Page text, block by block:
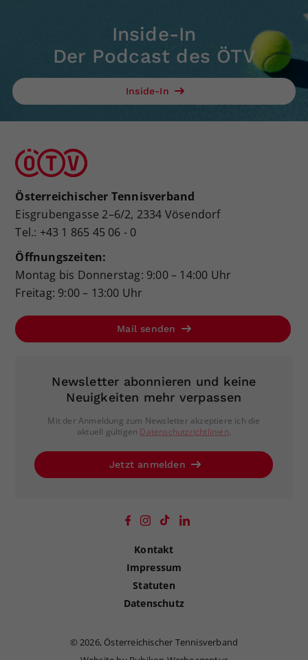
Inside-In
Der Podcast des ÖTV
Inside-In
Österreichischer Tennisverband
Eisgrubengasse 2–6/2, 2334 Vösendorf
Tel.: +43 1 865 45 06 - 0
Öffnungszeiten:
Montag bis Donnerstag: 9:00 – 14:00 Uhr
Freitag: 9:00 – 13:00 Uhr
Mail senden
Newsletter abonnieren und keine
Neuigkeiten mehr verpassen
Mit der Anmeldung zum Newsletter akzeptiere ich die
aktuell gültigen Datenschutzrichtlinien.
Jetzt anmelden
Kontakt
Impressum
Statuten
Datenschutz
©2026, Österreichischer Tennisverband